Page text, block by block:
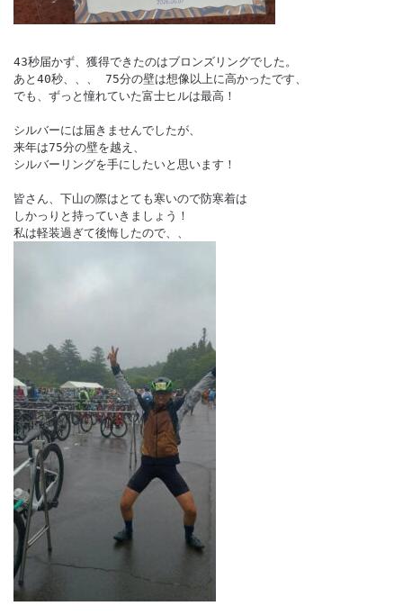
43秒届かず、獲得できたのはブロンズリングでした。
あと40秒、、、 75分の壁は想像以上に高かったです、
でも、ずっと憧れていた富士ヒルは最高！
シルバーには届きませんでしたが、
来年は75分の壁を越え、
シルバーリングを手にしたいと思います！
皆さん、下山の際はとても寒いので防寒着は
しかっりと持っていきましょう！